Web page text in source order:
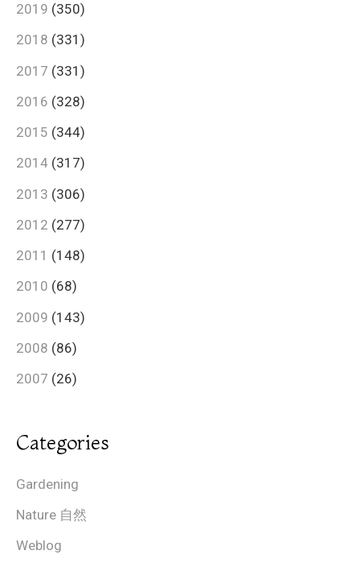
2019 (350)
2018 (331)
2017 (331)
2016 (328)
2015 (344)
2014 (317)
2013 (306)
2012 (277)
2011 (148)
2010 (68)
2009 (143)
2008 (86)
2007 (26)
Categories
Gardening
Nature 自然
Weblog